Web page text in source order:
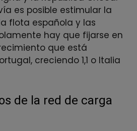
es posible estimular la
flota española y las
hay que fijarse en
que está
creciendo 1,1 o Italia
de la red de carga